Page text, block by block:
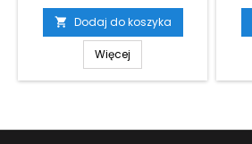
 Dodaj do koszyka
Więcej